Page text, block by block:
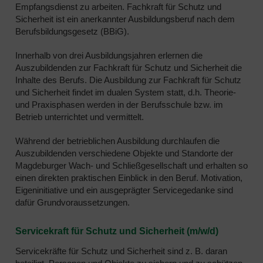
Empfangsdienst zu arbeiten. Fachkraft für Schutz und
Sicherheit ist ein anerkannter Ausbildungsberuf nach dem
Berufsbildungsgesetz (BBiG).
Innerhalb von drei Ausbildungsjahren erlernen die
Auszubildenden zur Fachkraft für Schutz und Sicherheit die
Inhalte des Berufs. Die Ausbildung zur Fachkraft für Schutz
und Sicherheit findet im dualen System statt, d.h. Theorie-
und Praxisphasen werden in der Berufsschule bzw. im
Betrieb unterrichtet und vermittelt.
Während der betrieblichen Ausbildung durchlaufen die
Auszubildenden verschiedene Objekte und Standorte der
Magdeburger Wach- und Schließgesellschaft und erhalten so
einen direkten praktischen Einblick in den Beruf. Motivation,
Eigeninitiative und ein ausgeprägter Servicegedanke sind
dafür Grundvoraussetzungen.
Servicekraft für Schutz und Sicherheit (m/w/d)
Servicekräfte für Schutz und Sicherheit sind z. B. daran